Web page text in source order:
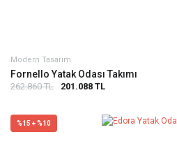
Modern Tasarım
Fornello Yatak Odası Takımı
262.860 TL 201.088 TL
%15 + %10